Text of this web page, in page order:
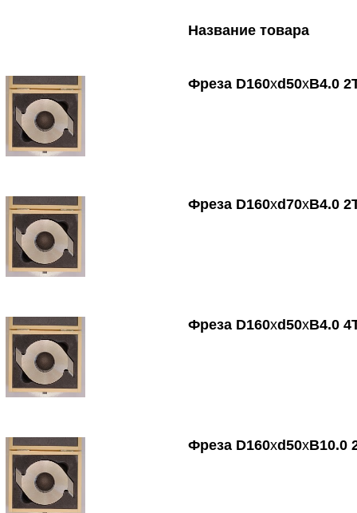
Название товара
Фреза D160хd50хB4.0 2
Фреза D160хd70хB4.0 2
Фреза D160хd50хB4.0 4
Фреза D160хd50хB10.0